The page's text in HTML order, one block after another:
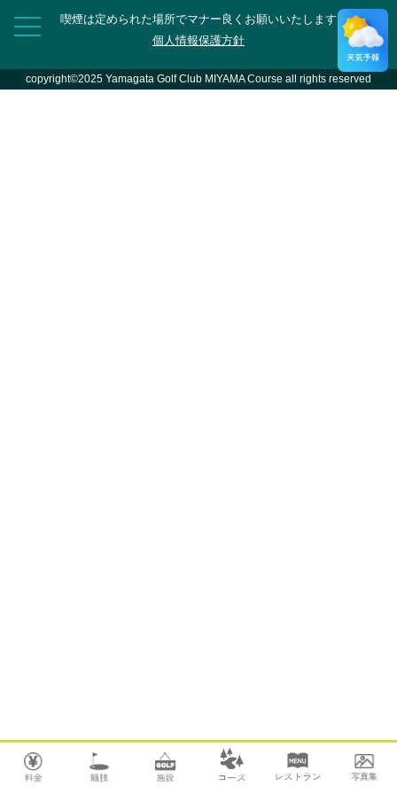
喫煙は定められた場所でマナー良くお願いいたします
個人情報保護方針
copyright©2025 Yamagata Golf Club MIYAMA Course all rights reserved